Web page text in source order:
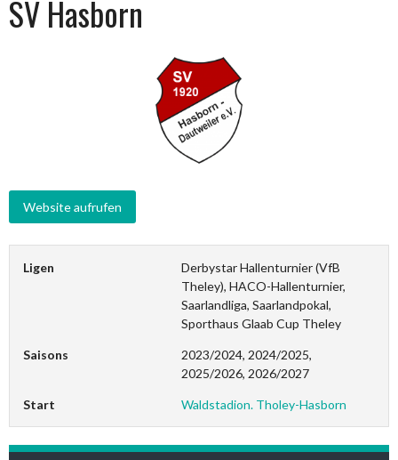
SV Hasborn
Ligen
Derbystar Hallenturnier (VfB
Theley), HACO-Hallenturnier,
Saarlandliga, Saarlandpokal,
Sporthaus Glaab Cup Theley
Saisons
2023/2024, 2024/2025,
2025/2026, 2026/2027
Start Waldstadion. Tholey-Hasborn